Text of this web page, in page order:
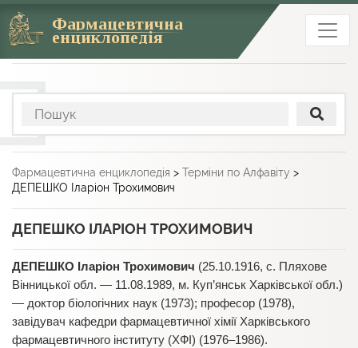
Фармацевтична
енциклопедія
Фармацевтична енциклопедія > Терміни по Алфавіту >
ДЕПЕШКО Іларіон Трохимович
ДЕПЕШКО ІЛАРІОН ТРОХИМОВИЧ
ДЕПЕШКО Іларіон Трохимович (25.10.1916, с. Пляхове
Вінницької обл. — 11.08.1989, м. Куп’янськ Харківської обл.)
— доктор біологічних наук (1973); професор (1978),
завідувач кафедри фармацевтичної хімії Харківського
фармацевтичного інституту (ХФІ) (1976–1986).